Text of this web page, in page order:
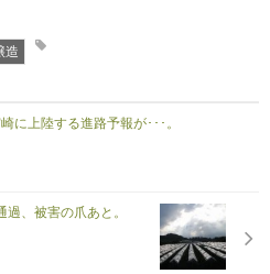
造
に上陸する進路予報が･･･。
過、被害の爪あと。